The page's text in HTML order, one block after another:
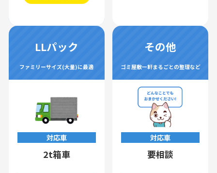
LLパック
ファミリーサイズ(大量)に最適
対応車
2t箱車
その他
ゴミ屋敷一軒まるごとの整理など
対応車
要相談